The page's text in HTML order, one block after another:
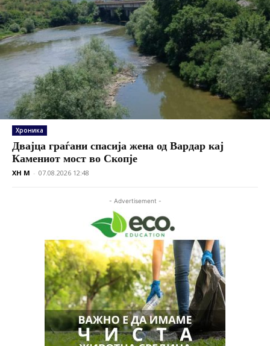
Хроника
Двајца граѓани спасија жена од Вардар кај
Камениот мост во Скопје
XH M - 07.08.2026 12:48
- Advertisement -